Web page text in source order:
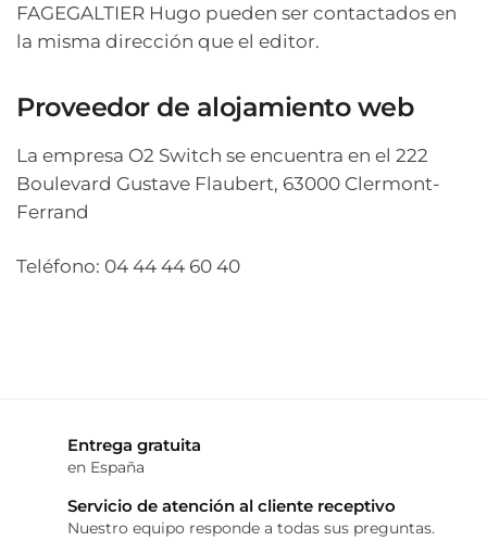
FAGEGALTIER Hugo pueden ser contactados en
la misma dirección que el editor.
Proveedor de alojamiento web
La empresa O2 Switch se encuentra en el 222
Boulevard Gustave Flaubert, 63000 Clermont-
Ferrand
Teléfono: 04 44 44 60 40
Entrega gratuita
en España
Servicio de atención al cliente receptivo
Nuestro equipo responde a todas sus preguntas.